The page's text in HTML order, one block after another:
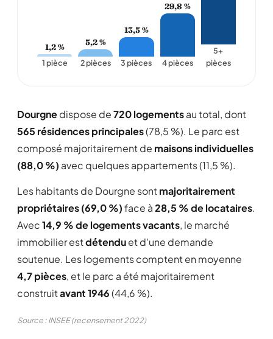
1,2 %
1 pièce
5,2 %
2 pièces
13,5 %
3 pièces
29,8 %
4 pièces
5+
pièces
Dourgnedispose de720 logementsau total, dont
565 résidences principales(78,5 %). Le parc est
composé majoritairement de maisons individuelles
(88,0 %) avec quelques appartements (11,5 %).
Les habitants de Dourgne sontmajoritairement
propriétaires (69,0 %)face à28,5 % de locataires.
Avec14,9 % de logements vacants, le marché
immobilier estdétenduet d'une demande
soutenue. Les logements comptent en moyenne
4,7 pièces, et le parc a été majoritairement
construitavant 1946(44,6 %).
Source : INSEE (recensement 2022)